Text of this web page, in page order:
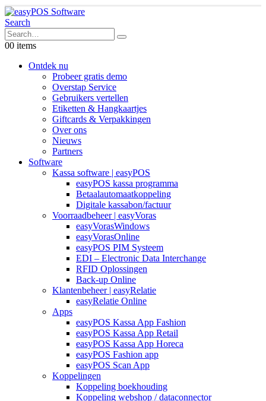
Search
00 items
Ontdek nu
Probeer gratis demo
Overstap Service
Gebruikers vertellen
Etiketten & Hangkaartjes
Giftcards & Verpakkingen
Over ons
Nieuws
Partners
Software
Kassa software | easyPOS
easyPOS kassa programma
Betaalautomaatkoppeling
Digitale kassabon/factuur
Voorraadbeheer | easyVoras
easyVorasWindows
easyVorasOnline
easyPOS PIM Systeem
EDI – Electronic Data Interchange
RFID Oplossingen
Back-up Online
Klantenbeheer | easyRelatie
easyRelatie Online
Apps
easyPOS Kassa App Fashion
easyPOS Kassa App Retail
easyPOS Kassa App Horeca
easyPOS Fashion app
easyPOS Scan App
Koppelingen
Koppeling boekhouding
Koppeling webshop / dataconnector